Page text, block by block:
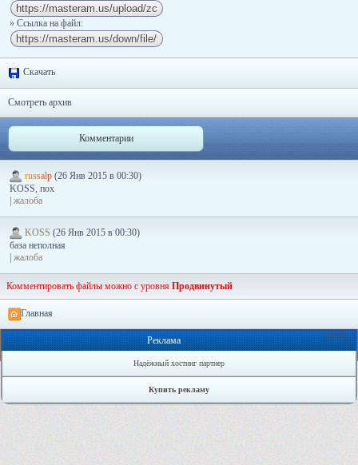
» Ссылка на файл:
Скачать
Смотреть архив
Комментарии
russalp (26 Янв 2015 в 00:30)
KOSS, пох
| жалоба
KOSS (26 Янв 2015 в 00:30)
база неполная
жалоба
Комментировать файлы можно с уровня Продвинутый
Главная
Онлайн: 4
Реклама
Надёжный хостинг партнер
Купить рекламу